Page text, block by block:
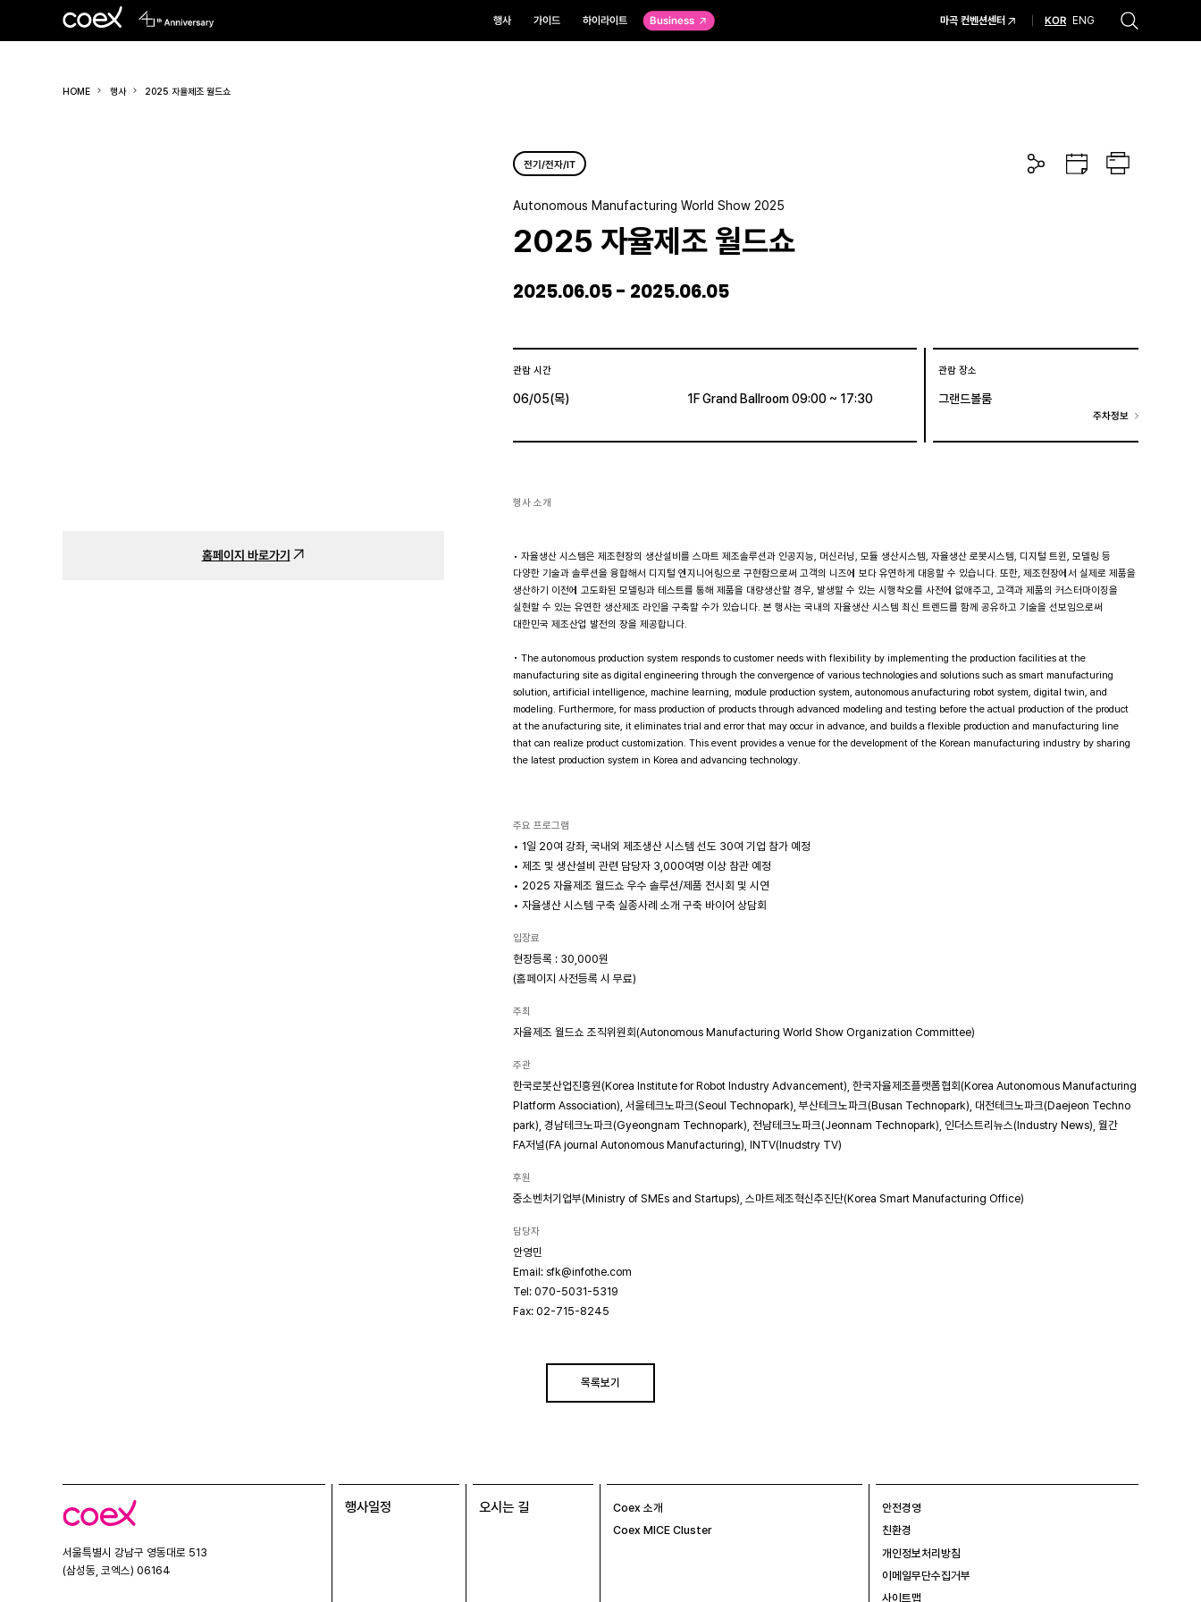
행사 가이드 하이라이트 Business 마곡 컨벤션센터 KOR ENG
HOME 행사 2025 자율제조 월드쇼
홈페이지 바로가기
전기/전자/IT
Autonomous Manufacturing World Show 2025
2025 자율제조 월드쇼
2025.06.05 - 2025.06.05
관람 시간
06/05(목) 1F Grand Ballroom 09:00 ~ 17:30
관람 장소
그랜드볼룸
주차정보
행사 소개
• 자율생산 시스템은 제조현장의 생산설비를 스마트 제조솔루션과 인공지능, 머신러닝, 모듈 생산시스템, 자율생산 로봇시스템, 디지털 트윈, 모델링 등
다양한 기술과 솔루션을 융합해서 디지털 엔지니어링으로 구현함으로써 고객의 니즈에 보다 유연하게 대응할 수 있습니다. 또한, 제조현장에서 실제로 제품을
생산하기 이전에 고도화된 모델링과 테스트를 통해 제품을 대량생산할 경우, 발생할 수 있는 시행착오를 사전에 없애주고, 고객과 제품의 커스터마이징을
실현할 수 있는 유연한 생산제조 라인을 구축할 수가 있습니다. 본 행사는 국내의 자율생산 시스템 최신 트렌드를 함께 공유하고 기술을 선보임으로써
대한민국 제조산업 발전의 장을 제공합니다.
• The autonomous production system responds to customer needs with flexibility by implementing the production facilities at the
manufacturing site as digital engineering through the convergence of various technologies and solutions such as smart manufacturing
solution, artificial intelligence, machine learning, module production system, autonomous anufacturing robot system, digital twin, and
modeling. Furthermore, for mass production of products through advanced modeling and testing before the actual production of the product
at the anufacturing site, it eliminates trial and error that may occur in advance, and builds a flexible production and manufacturing line
that can realize product customization. This event provides a venue for the development of the Korean manufacturing industry by sharing
the latest production system in Korea and advancing technology.
주요 프로그램
• 1일 20여 강좌, 국내외 제조생산 시스템 선도 30여 기업 참가 예정
• 제조 및 생산설비 관련 담당자 3,000여명 이상 참관 예정
• 2025 자율제조 월드쇼 우수 솔루션/제품 전시회 및 시연
• 자율생산 시스템 구축 실종사례 소개 구축 바이어 상담회
입장료
현장등록 : 30,000원
(홈페이지 사전등록 시 무료)
주최
자율제조 월드쇼 조직위원회(Autonomous Manufacturing World Show Organization Committee)
주관
한국로봇산업진흥원(Korea Institute for Robot Industry Advancement), 한국자율제조플랫폼협회(Korea Autonomous Manufacturing
Platform Association), 서울테크노파크(Seoul Technopark), 부산테크노파크(Busan Technopark), 대전테크노파크(Daejeon Techno
park), 경남테크노파크(Gyeongnam Technopark), 전남테크노파크(Jeonnam Technopark), 인더스트리뉴스(Industry News), 월간
FA저널(FA journal Autonomous Manufacturing), INTV(Inudstry TV)
후원
중소벤처기업부(Ministry of SMEs and Startups), 스마트제조혁신추진단(Korea Smart Manufacturing Office)
담당자
안영민
Email: sfk@infothe.com
Tel: 070-5031-5319
Fax: 02-715-8245
목록보기
코
엑
서울특별시 강남구 영동대로 513
(삼성동, 코엑스) 06164
행사일정 오시는 길
Coex 소개
Coex MICE Cluster
안전경영
친환경
개인정보처리방침
이메일무단수집거부
사이트맵